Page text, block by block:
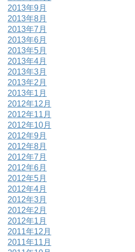
2013年9月
2013年8月
2013年7月
2013年6月
2013年5月
2013年4月
2013年3月
2013年2月
2013年1月
2012年12月
2012年11月
2012年10月
2012年9月
2012年8月
2012年7月
2012年6月
2012年5月
2012年4月
2012年3月
2012年2月
2012年1月
2011年12月
2011年11月